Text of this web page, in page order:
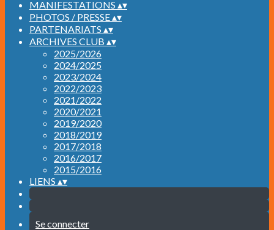
MANIFESTATIONS ▴▾
PHOTOS / PRESSE▴▾
PARTENARIATS ▴▾
ARCHIVES CLUB ▴▾
2025/2026
2024/2025
2023/2024
2022/2023
2021/2022
2020/2021
2019/2020
2018/2019
2017/2018
2016/2017
2015/2016
LIENS ▴▾
Se connecter